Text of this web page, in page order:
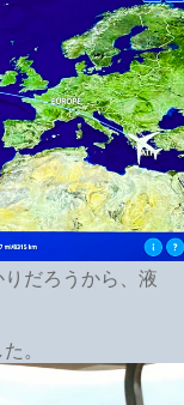
だろうから、液
。